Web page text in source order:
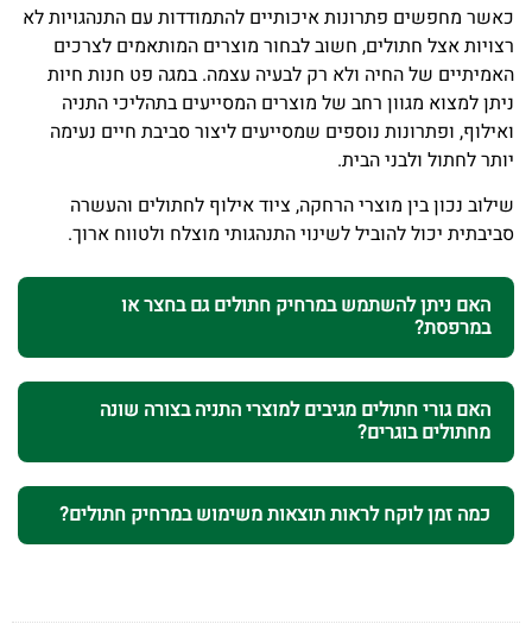
כאשר מחפשים פתרונות איכותיים להתמודדות עם התנהגויות לא
רצויות אצל חתולים, חשוב לבחור מוצרים המותאמים לצרכים
האמיתיים של החיה ולא רק לבעיה עצמה. במגה פט חנות חיות
ניתן למצוא מגוון רחב של מוצרים המסייעים בתהליכי התניה
ואילוף, ופתרונות נוספים שמסייעים ליצור סביבת חיים נעימה
יותר לחתול ולבני הבית.
שילוב נכון בין מוצרי הרחקה, ציוד אילוף לחתולים והעשרה
סביבתית יכול להוביל לשינוי התנהגותי מוצלח ולטווח ארוך.
האם ניתן להשתמש במרחיק חתולים גם בחצר או
במרפסת?
האם גורי חתולים מגיבים למוצרי התניה בצורה שונה
מחתולים בוגרים?
כמה זמן לוקח לראות תוצאות משימוש במרחיק חתולים?